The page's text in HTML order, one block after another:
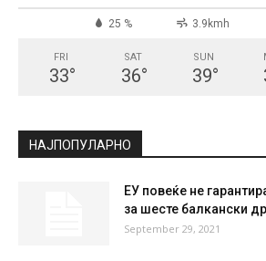
25 % 3.9kmh
FRI
33°
SAT
36°
SUN
39°
НАЈПОПУЛАРНО
ЕУ повеќе не
за шесте балкански
September 29, 2021